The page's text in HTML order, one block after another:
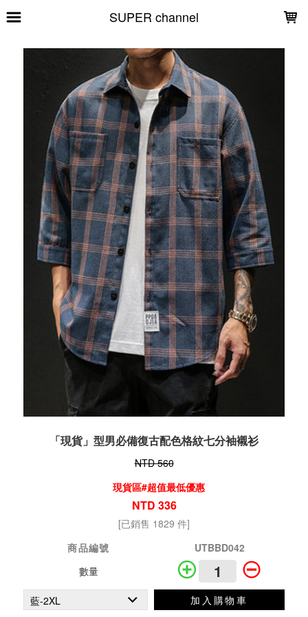
SUPER channel
「現貨」型男必備復古配色格紋七分袖襯衫
NTD 560
現貨區#超值最低優惠
NTD 336
[已銷售 1829 件]
商品編號
UTBBD042
數量
加入購物車